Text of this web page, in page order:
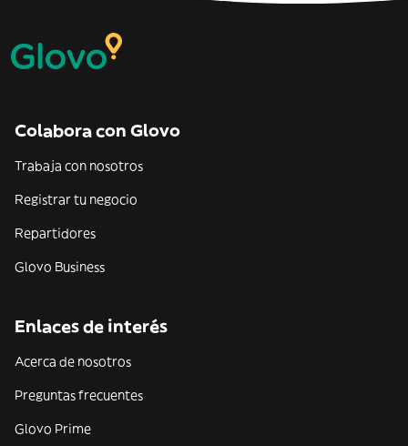
Colabora con Glovo
Trabaja con nosotros
Registrar tu negocio
Repartidores
Glovo Business
Enlaces de interés
Acerca de nosotros
Preguntas frecuentes
Glovo Prime